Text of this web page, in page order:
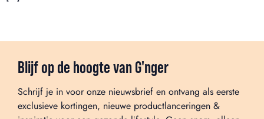
Blijf op de hoogte van G'nger
Schrijf je in voor onze nieuwsbrief en ontvang als eerste
exclusieve kortingen, nieuwe productlanceringen &